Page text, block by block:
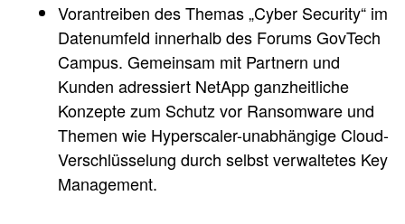
Vorantreiben des Themas „Cyber Security“ im
Datenumfeld innerhalb des Forums GovTech
Campus. Gemeinsam mit Partnern und
Kunden adressiert NetApp ganzheitliche
Konzepte zum Schutz vor Ransomware und
Themen wie Hyperscaler-unabhängige Cloud-
Verschlüsselung durch selbst verwaltetes Key
Management.